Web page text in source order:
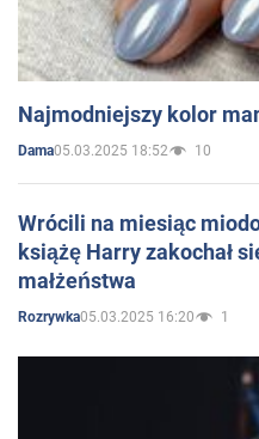
Najmodniejszy kolor
Dama05.03.2025 18:52 10
Wrócili na miesiąc
książę Harry zakochał
małżeństwa
Rozrywka05.03.2025 16:20 1